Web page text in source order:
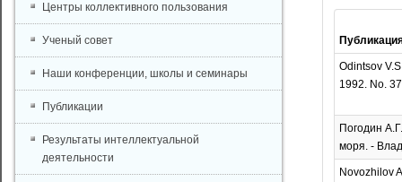
Odintsov
1992. No.
Погодин
моря. -
Novozhilov
Центры коллективного пользования
Ученый совет
Наши конференции, школы и семинары
Публикации
Результаты интеллектуальной
деятельности